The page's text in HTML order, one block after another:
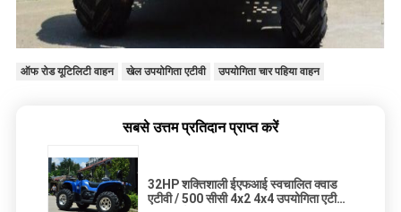
ऑफ रोड यूटिलिटी वाहन खेल उपयोगिता एटीवी उपयोगिता चार पहिया वाहन
सबसे उत्तम प्रतिदान प्राप्त करें
32HP शक्तिशाली ईएफआई स्वचालित क्वाड
एटीवी / 500 सीसी 4x2 4x4 उपयोगिता एटीवी